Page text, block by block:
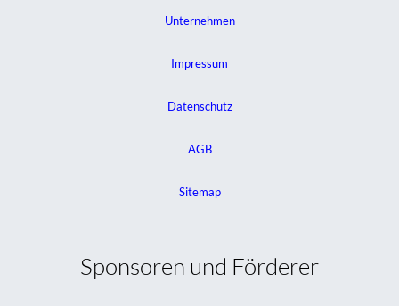
Unternehmen
Impressum
Datenschutz
AGB
Sitemap
Sponsoren und Förderer